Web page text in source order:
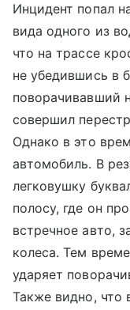
Инцидент попал
вида одного из
что на трассе
не убедившись в
поворачивавший
совершил
Однако в это
автомобиль. В
легковушку
полосу, где он
встречное авто,
колеса. Тем
ударяет
Также видно, что